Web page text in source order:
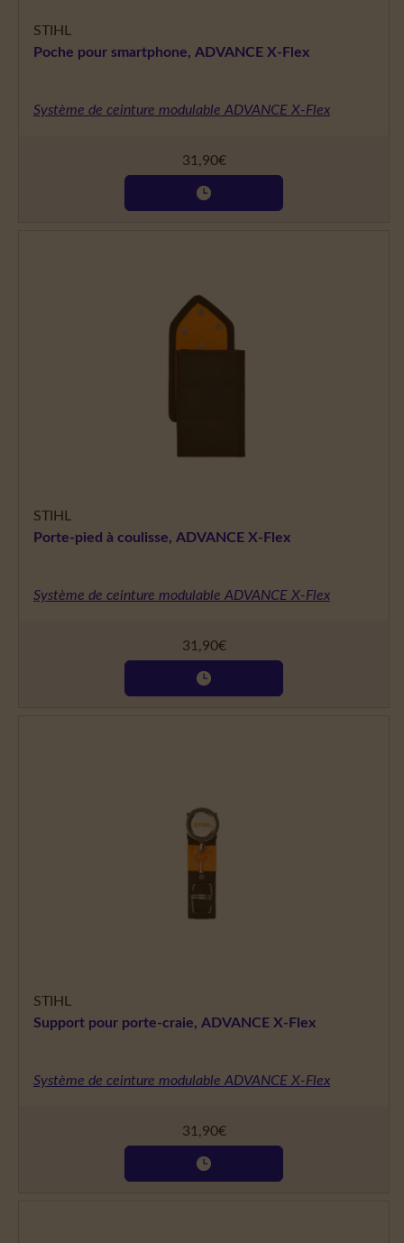
STIHL
Poche pour smartphone, ADVANCE X-Flex
Système de ceinture modulable ADVANCE X-Flex
31,90€
STIHL
Porte-pied à coulisse, ADVANCE X-Flex
Système de ceinture modulable ADVANCE X-Flex
31,90€
STIHL
Support pour porte-craie, ADVANCE X-Flex
Système de ceinture modulable ADVANCE X-Flex
31,90€